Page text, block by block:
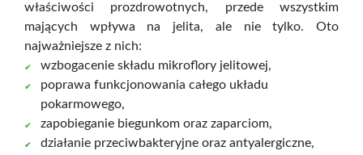
właściwości prozdrowotnych, przede wszystkim
mających wpływa na jelita, ale nie tylko. Oto
najważniejsze z nich:
wzbogacenie składu mikroflory jelitowej,
poprawa funkcjonowania całego układu
pokarmowego,
zapobieganie biegunkom oraz zaparciom,
działanie przeciwbakteryjne oraz antyalergiczne,